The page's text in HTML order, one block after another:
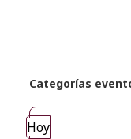
Categorías
Hoy